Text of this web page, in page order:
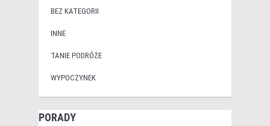
BEZ KATEGORII
INNE
TANIE PODRÓŻE
WYPOCZYNEK
PORADY